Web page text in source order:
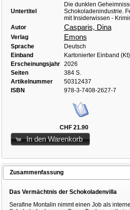
Untertitel
Die dunklen
Schokoladenindustrie.
mit Insiderwissen -
Autor
Casparis, Dina
Verlag Emons
Sprache
Deutsch
Einband
Kartonierter Einband (Kt)
Erscheinungsjahr
2026
Seiten
384 S.
Artikelnummer
50312437
ISBN
978-3-7408-2627-7
CHF 21.90
In den Warenkorb
Zusammenfassung
Das Vermächtnis der Schokoladenvilla
Serafine Montalin nimmt einen Job als